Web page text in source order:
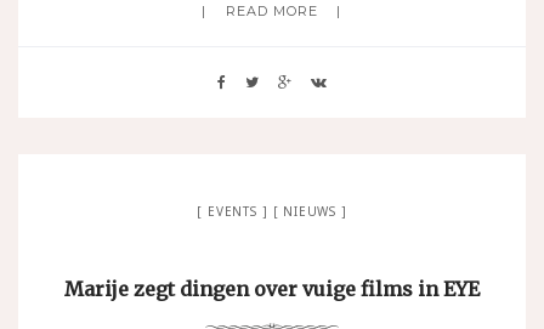
READ MORE
EVENTS NIEUWS
Marije zegt dingen over vuige films in EYE